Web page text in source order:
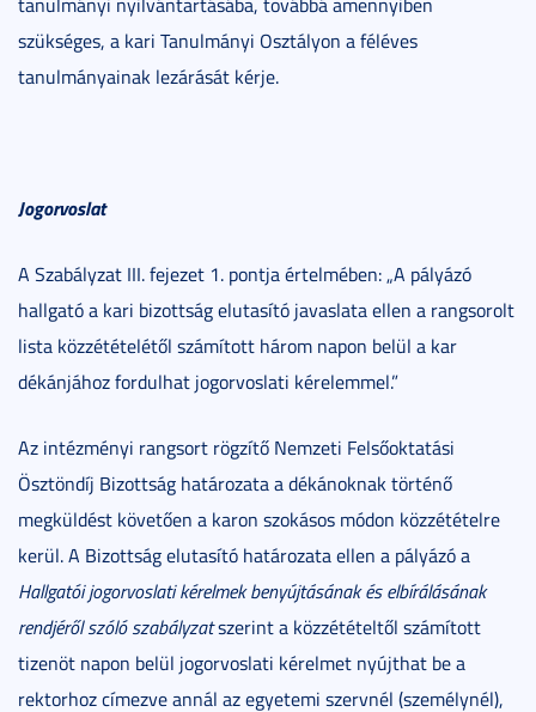
szükséges, a kari Tanulmányi Osztályon a féléves
tanulmányainak lezárását kérje.
Jogorvoslat
A Szabályzat III. fejezet 1. pontja értelmében: „A pályázó
hallgató a kari bizottság elutasító javaslata ellen a rangsorolt
lista közzétételétől számított három napon belül a kar
dékánjához fordulhat jogorvoslati kérelemmel.”
Az intézményi rangsort rögzítő Nemzeti Felsőoktatási
Ösztöndíj Bizottság határozata a dékánoknak történő
megküldést követően a karon szokásos módon közzétételre
kerül. A Bizottság elutasító határozata ellen a pályázó a
Hallgatói jogorvoslati kérelmek benyújtásának és elbírálásának
rendjéről szóló szabályzatszerint a közzétételtől számított
tizenöt napon belül jogorvoslati kérelmet nyújthat be a
rektorhoz címezve annál az egyetemi szervnél (személynél),